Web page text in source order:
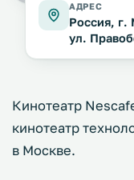
АДРЕС
Россия, г.
ул.
Кинотеатр
кинотеатр
в Москве.